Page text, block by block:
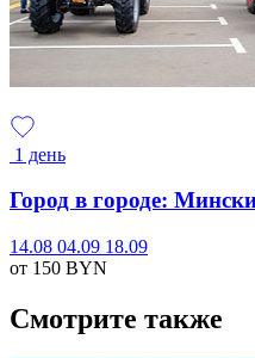
1 день
Город в городе:
14.08 04.09 18.09
от 150 BYN
Смотрите также